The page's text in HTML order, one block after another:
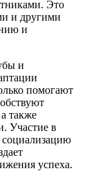
Это
и другими
и
и
помогают
также
Участие в
социализацию
успеха.